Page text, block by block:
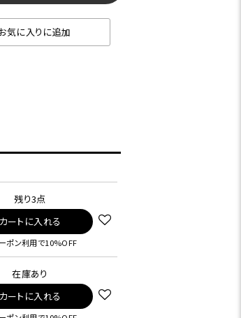
気に入りに追加
残り3点
カートに入れる
ポン利用で10%OFF
在庫あり
カートに入れる